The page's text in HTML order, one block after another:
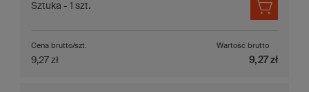
Sztuka - 1 szt.
Cena brutto/szt.
9,27 zł
Wartość brutto
9,27 zł